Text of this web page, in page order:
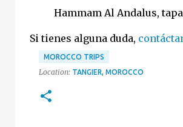
Hammam Al Andalus,
Si tienes alguna duda,
MOROCCO TRIPS
Location: TANGIER, MOROCCO